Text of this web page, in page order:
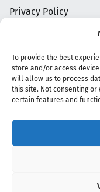
To provide the best
store and/or access
will allow us to process
this site. Not consenting
certain features and
Privacy Policy